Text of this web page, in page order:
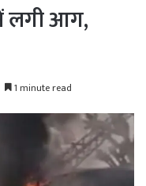
लगी आग,
1 minute read